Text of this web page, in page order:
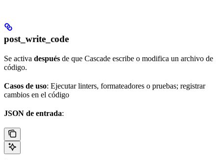
post_write_code
Se activa después de que Cascade escribe o modifica un archivo de
código.
Casos de uso: Ejecutar linters, formateadores o pruebas; registrar
cambios en el código
JSON de entrada: